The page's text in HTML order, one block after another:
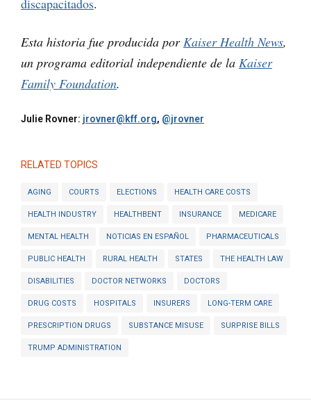
discapacitados.
Esta historia fue producida porKaiser Health News,
un programa editorial independiente de la Kaiser
Family Foundation.
Julie Rovner: jrovner@kff.org, @jrovner
RELATED TOPICS
AGING COURTS ELECTIONS HEALTH CARE COSTS
HEALTH INDUSTRY HEALTHBENT INSURANCE MEDICARE
MENTAL HEALTH NOTICIAS EN ESPAÑOL PHARMACEUTICALS
PUBLIC HEALTH RURAL HEALTH STATES THE HEALTH LAW
DISABILITIES DOCTOR NETWORKS DOCTORS
DRUG COSTS HOSPITALS INSURERS LONG-TERM CARE
PRESCRIPTION DRUGS SUBSTANCE MISUSE SURPRISE BILLS
TRUMP ADMINISTRATION